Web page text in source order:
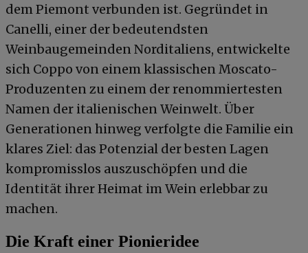
dem Piemont verbunden ist. Gegründet in
Canelli, einer der bedeutendsten
Weinbaugemeinden Norditaliens, entwickelte
sich Coppo von einem klassischen Moscato-
Produzenten zu einem der renommiertesten
Namen der italienischen Weinwelt. Über
Generationen hinweg verfolgte die Familie ein
klares Ziel: das Potenzial der besten Lagen
kompromisslos auszuschöpfen und die
Identität ihrer Heimat im Wein erlebbar zu
machen.
Die Kraft einer Pionieridee